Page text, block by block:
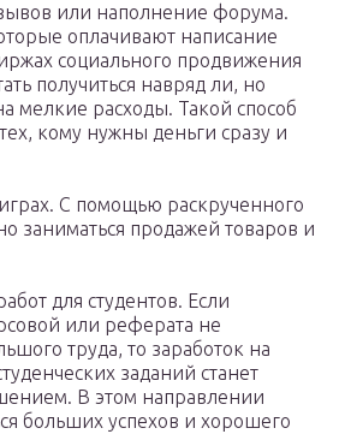
или наполнение форума.
оплачивают написание
социального продвижения
получиться навряд ли, но
мелкие расходы. Такой способ
кому нужны деньги сразу и
С помощью раскрученного
заниматься продажей товаров и
для студентов. Если
или реферата не
труда, то заработок на
заданий станет
В этом направлении
больших успехов и хорошего